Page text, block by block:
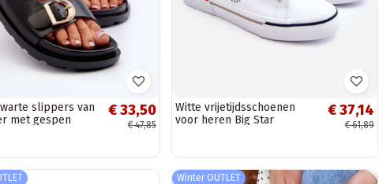
slippers van
met gespen
€ 33,50
€ 47,85
Witte vrijetijdsschoenen
voor heren Big Star
€ 37,14
€ 61,89
Winter OUTLET